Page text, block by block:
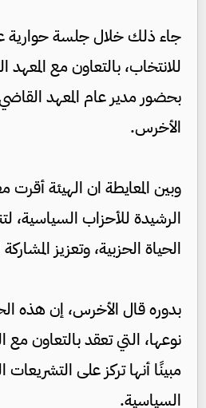
جاء ذلك خلال جلسة حوارية
للانتخاب، بالتعاون مع المعهد
بحضور مدير عام المعهد
الأخرس.
وبين المعايطة ان الهيئة أقرت
الرشيدة للأحزاب السياسية،
الحياة الحزبية، وتعزيز
بدوره قال الأخرس، إن هذه
نوعها، التي تعقد بالتعاون مع
مبينًا أنها تركز على التشريعات
السياسية.